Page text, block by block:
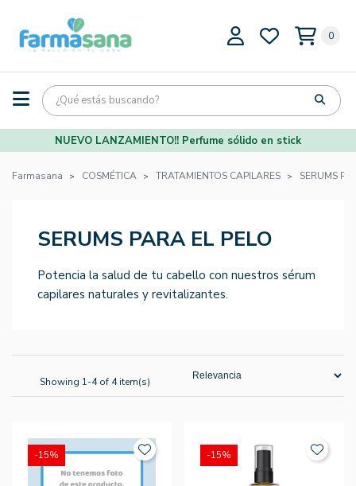
0
NUEVO LANZAMIENTO!! Perfume sólido en stick
Farmasana COSMÉTICA TRATAMIENTOS CAPILARES SERUMS
SERUMS PARA EL PELO
Potencia la salud de tu cabello con nuestros sérum
capilares naturales y revitalizantes.
Showing 1-4 of 4 item(s)
-15% -15%